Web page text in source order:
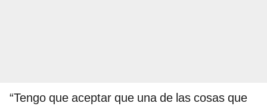
“Tengo que aceptar que una de las cosas que